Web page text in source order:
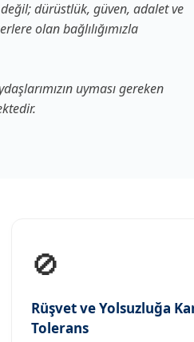
dürüstlük, güven, adalet ve
olan bağlılığımızla
uyması gereken
🚫
Rüşvet ve Yolsuzluğa
Tolerans